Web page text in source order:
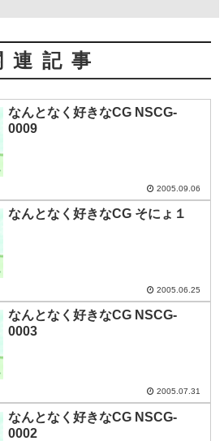
連記事
なんとなく好きなCG NSCG-
0009
2005.09.06
なんとなく好きなCG そにょ１
2005.06.25
なんとなく好きなCG NSCG-
0003
2005.07.31
なんとなく好きなCG NSCG-
0002